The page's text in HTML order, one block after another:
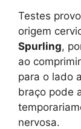
Testes
origem
Spurling,
ao
para o lado
braço pode
nervosa.